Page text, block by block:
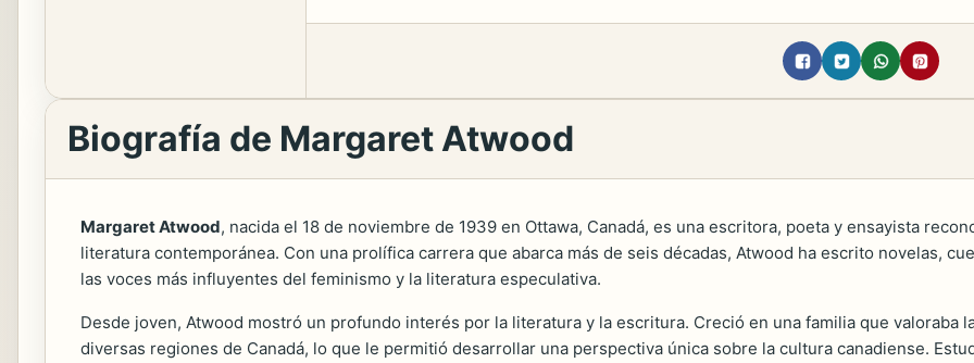
Biografía de Margaret Atwood
Margaret Atwood, nacida el 18 de noviembre de 1939 en Ottawa, Canadá, es una escritora, poeta y ensayista
literatura contemporánea. Con una prolífica carrera que abarca más de seis décadas, Atwood ha escrito novelas,
las voces más influyentes del feminismo y la literatura especulativa.
Desde joven, Atwood mostró un profundo interés por la literatura y la escritura. Creció en una familia que valoraba
diversas regiones de Canadá, lo que le permitió desarrollar una perspectiva única sobre la cultura canadiense.